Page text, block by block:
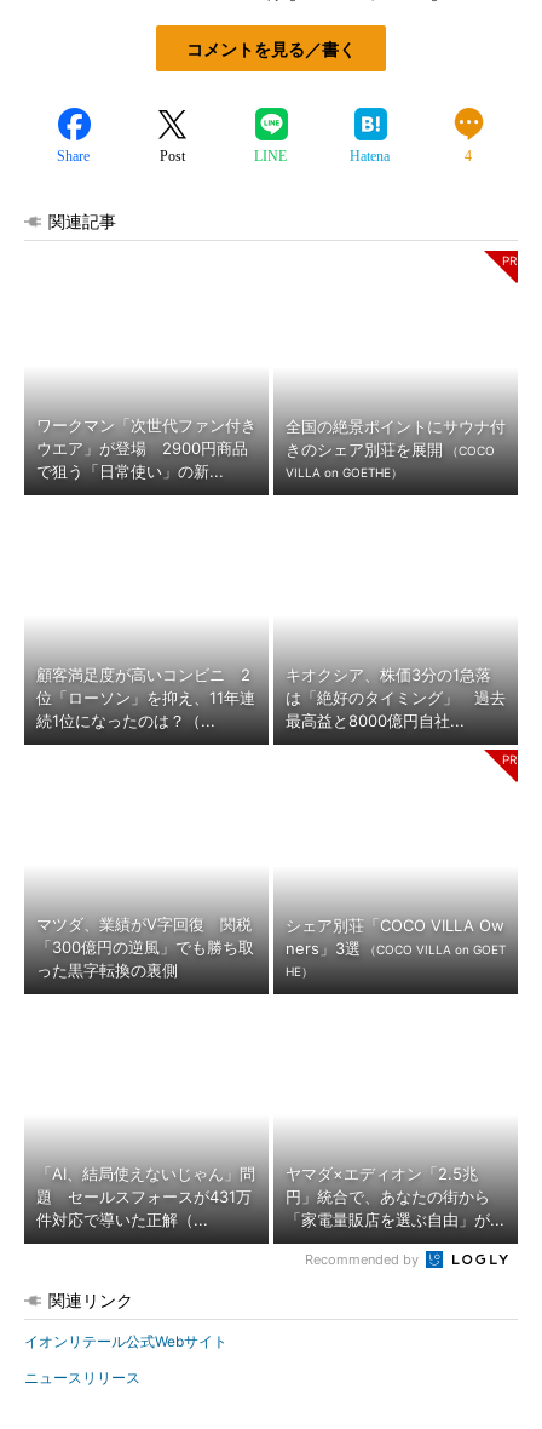
コメントを見る／書く
Share Post LINE Hatena 4
関連記事
ワークマン「次世代ファン付き
ウエア」が登場 2900円商品
で狙う「日常使い」の新...
全国の絶景ポイントにサウナ付
きのシェア別荘を展開
（COCO
VILLA on GOETHE）
顧客満足度が高いコンビニ 2
位「ローソン」を抑え、11年連
続1位になったのは？（...
キオクシア、株価3分の1急落
は「絶好のタイミング」 過去
最高益と8000億円自社...
マツダ、業績がV字回復 関税
「300億円の逆風」でも勝ち取
った黒字転換の裏側
シェア別荘「COCO VILLA Ow
ners」3選
（COCO VILLA on GOET
HE）
「AI、結局使えないじゃん」問
題 セールスフォースが431万
件対応で導いた正解（...
ヤマダ×エディオン「2.5兆
円」統合で、あなたの街から
「家電量販店を選ぶ自由」が...
Recommended by
関連リンク
イオンリテール公式Webサイト
ニュースリリース